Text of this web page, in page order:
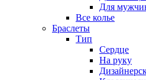
Для
Все колье
Браслеты
Тип
Сердце
На руку